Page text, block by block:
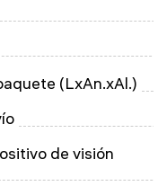
(LxAn.xAl.)
de visión